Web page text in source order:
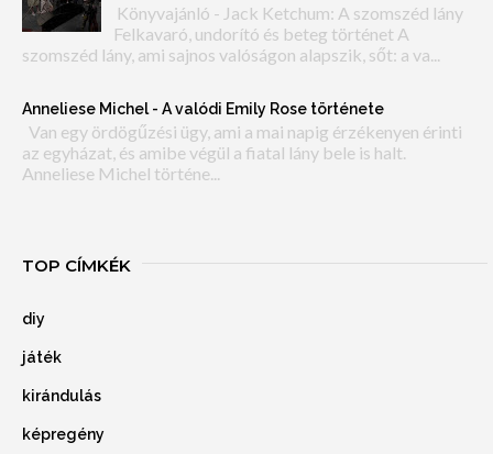
Könyvajánló - Jack Ketchum: A szomszéd lány
Felkavaró, undorító és beteg történet A
szomszéd lány, ami sajnos valóságon alapszik, sőt: a va...
Anneliese Michel - A valódi Emily Rose története
Van egy ördögűzési ügy, ami a mai napig érzékenyen érinti
az egyházat, és amibe végül a fiatal lány bele is halt.
Anneliese Michel történe...
TOP CÍMKÉK
diy
játék
kirándulás
képregény